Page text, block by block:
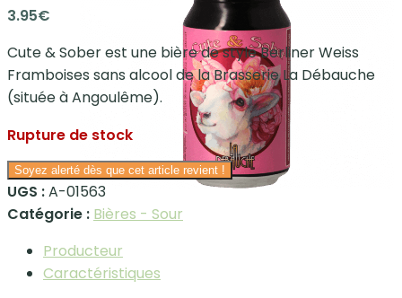
3.95€
Cute & Sober est une bière de style Berliner Weiss
Framboises sans alcool de la Brasserie La Débauche
(située à Angoulême).
Rupture de stock
Soyez alerté dès que cet article revient !
UGS :A-01563
Catégorie : Bières - Sour
Producteur
Caractéristiques